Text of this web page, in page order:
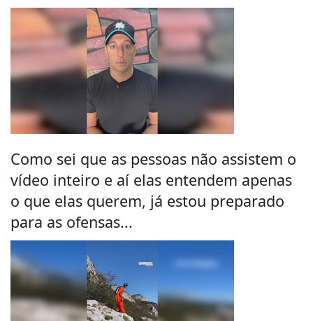
Como sei que as pessoas não assistem o
vídeo inteiro e aí elas entendem apenas
o que elas querem, já estou preparado
para as ofensas...